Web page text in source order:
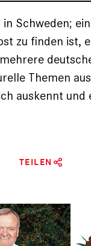
Schweden;
zu finden ist,
Themen
auskennt und
TEILEN